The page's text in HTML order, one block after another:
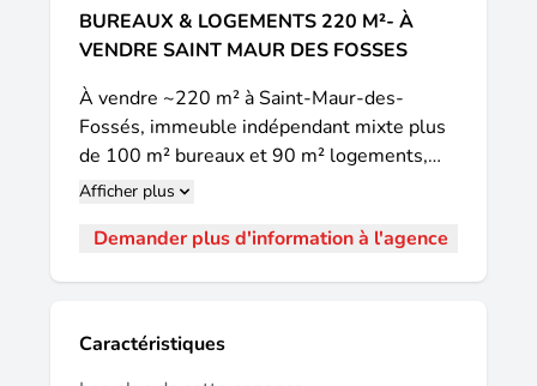
BUREAUX & LOGEMENTS 220 M²- À
VENDRE SAINT MAUR DES FOSSES
À vendre ~220 m² à Saint-Maur-des-
Fossés, immeuble indépendant mixte plus
de 100 m² bureaux et 90 m² logements,
idéalement situé en emplacement prime.
vitrine et adresse qualitative. La partie
des WC, etc. Surface professionnelle
d'environ 100 m² en rez-de-chaussée,
Afficher plus
Demander plus d'information à l'agence
Caractéristiques